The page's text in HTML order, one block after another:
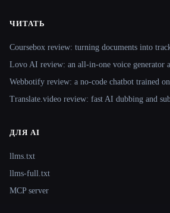
ЧИТАТЬ
Coursebox review: turning documents into
Lovo AI review: an all-in-one voice generator
Webbotify review: a no-code chatbot trained
Translate.video review: fast AI dubbing and
ДЛЯ AI
llms.txt
llms-full.txt
MCP server